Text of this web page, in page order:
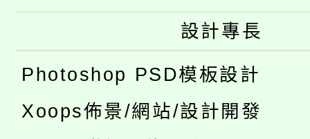
設計專長
Photoshop PSD模板設計
Xoops佈景/網站/設計開發